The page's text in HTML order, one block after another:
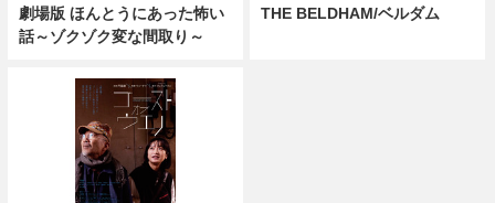
劇場版 ほんとうにあった怖い
話～ゾクゾク変な間取り～
THE BELDHAM/ベルダム